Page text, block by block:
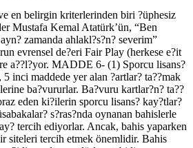
en belirgin kriterlerinden biri ?üphesiz
Mustafa Kemal Atatürk’ün, “Ben
zamanda ahlakl?s?n? severim”
evrensel de?eri Fair Play (herkese e?it
a??l?yor. MADDE 6- (1) Sporcu lisans?
inci maddede yer alan ?artlar? ta??mak
ba?vururlar. Ba?vuru kartlar?n? ta??
eden ki?ilerin sporcu lisans? kay?tlar?
s?ras?nda oynanan bahislerle
tercih ediyorlar. Ancak, bahis yaparken
siteleri tercih etmek önemlidir. Bahis